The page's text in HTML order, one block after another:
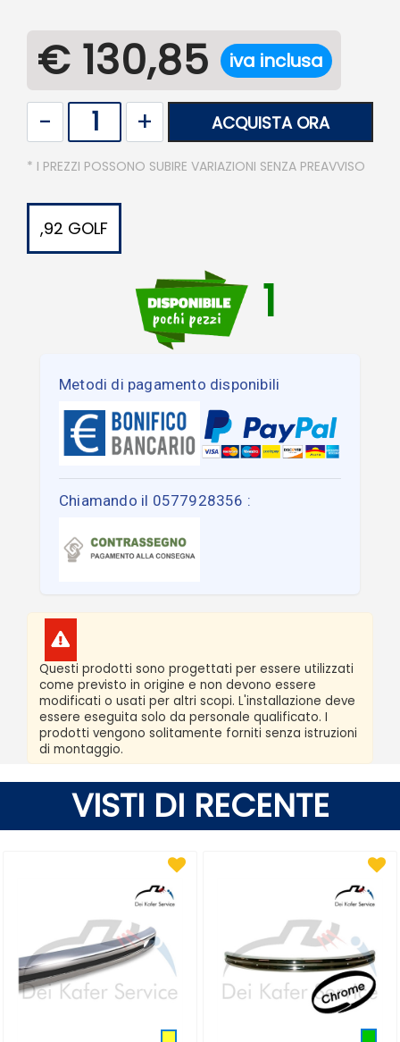
€ 130,85 iva inclusa
ACQUISTA ORA
* I PREZZI POSSONO SUBIRE VARIAZIONI SENZA PREAVVISO
,92 GOLF
1
Metodi di pagamento disponibili
Chiamando il 0577928356 :
Questi prodotti sono progettati per essere utilizzati
come previsto in origine e non devono essere
modificati o usati per altri scopi. L'installazione deve
essere eseguita solo da personale qualificato. I
prodotti vengono solitamente forniti senza istruzioni
di montaggio.
VISTI DI RECENTE